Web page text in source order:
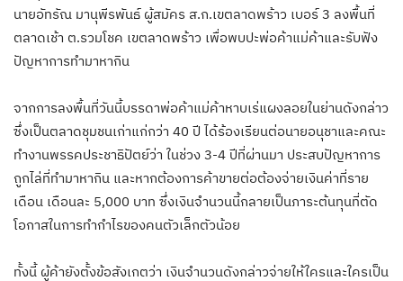
นายอัทรัณ มานุพีรพันธ์ ผู้สมัคร ส.ก.เขตลาดพร้าว เบอร์ 3 ลงพื้นที่
ตลาดเช้า ต.รวมโชค เขตลาดพร้าว เพื่อพบปะพ่อค้าแม่ค้าและรับฟัง
ปัญหาการทำมาหากิน
จากการลงพื้นที่วันนี้บรรดาพ่อค้าแม่ค้าหาบเร่แผงลอยในย่านดังกล่าว
ซึ่งเป็นตลาดชุมชนเก่าแก่กว่า 40 ปี ได้ร้องเรียนต่อนายอนุชาและคณะ
ทำงานพรรคประชาธิปัตย์ว่า ในช่วง 3-4 ปีที่ผ่านมา ประสบปัญหาการ
ถูกไล่ที่ทำมาหากิน และหากต้องการค้าขายต่อต้องจ่ายเงินค่าที่ราย
เดือน เดือนละ 5,000 บาท ซึ่งเงินจำนวนนี้กลายเป็นภาระต้นทุนที่ตัด
โอกาสในการทำกำไรของคนตัวเล็กตัวน้อย
ทั้งนี้ ผู้ค้ายังตั้งข้อสังเกตว่า เงินจำนวนดังกล่าวจ่ายให้ใครและใครเป็น